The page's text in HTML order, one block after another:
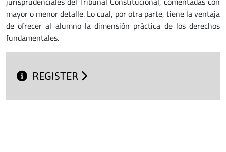
mayor o menor detalle. Lo cual, por otra parte, tiene la ventaja
de ofrecer al alumno la dimensión práctica de los derechos
fundamentales.
REGISTER